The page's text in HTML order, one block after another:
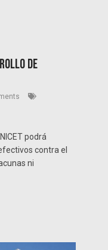
de
podrá
contra el
ni